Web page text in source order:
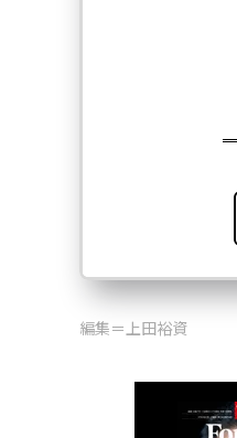
編集＝上田裕資